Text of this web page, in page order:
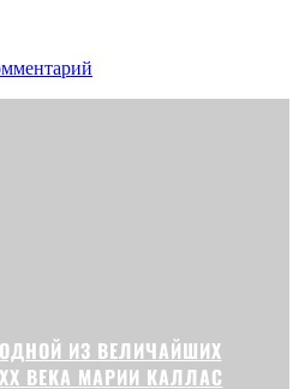
ИЗ ВЕЛИЧАЙШИХ
ВЕКА МАРИИ КАЛЛАС